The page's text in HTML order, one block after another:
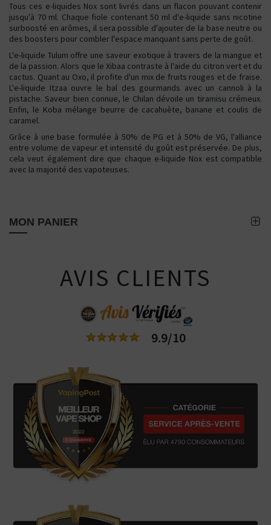
Tous ces e-liquides Nox sont livrés dans un flacon pouvant contenir
jusqu'à 70 ml. Chaque fiole contenant 50 ml d'e-liquide sans nicotine
surboosté en arômes, il sera possible d'ajouter de la base neutre ou
des boosters pour combler l'espace manquant sans perte de goût.
L'e-liquide Tulum offre une saveur exotique à travers de la mangue et
de la passion. Alors que le Xibaa contraste à l'aide du citron vert et du
cactus. Quant au Oxo, il profite d'un mix de fruits rouges et de fraise.
L'e-liquide Itzaa ouvre le bal des gourmands avec un cannoli à la
pistache. Saveur bien connue, le Chilan dévoile un tiramisu crémeux.
Enfin, le Koba mélange beurre de cacahuète, banane et coulis de
caramel.
Grâce à une base formulée à 50% de PG et à 50% de VG, l'alliance
entre volume de vapeur et intensité du goût est préservée. De plus,
cela veut également dire que chaque e-liquide Nox est compatible
avec la majorité des vapoteuses.
MON PANIER
AVIS CLIENTS
9.9/10